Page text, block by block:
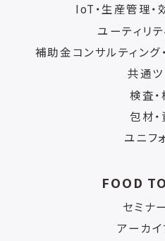
IoT・生産管理・
ユーティリ
補助金コンサルティング
共通
検査
包材
ユニフ
FOOD
セミナ
アーカ